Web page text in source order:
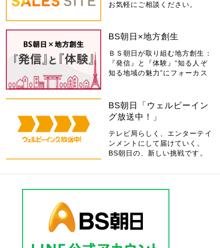
お気軽にご相談ください。
BS朝日×地方創生
ＢＳ朝日が取り組む地方創生：
『発信』と『体験』“知る人ぞ
知る地域の魅力”にフォーカス
BS朝日「ウェルビーイン
グ放送中！」
テレビ局らしく、エンターテイ
ンメントにして届けていく。
BS朝日の、新しい挑戦です。